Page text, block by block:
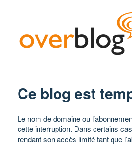
Ce blog est
Le nom de domaine ou
cette interruption. Dans certains
rendant son accès limité tant que